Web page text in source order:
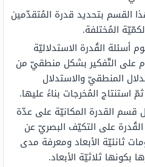
القسم بتحديد قدرة المُتقدّمين
المُختلفة.
أسئلة القُدرة الاستدلاليّة
على التّفكير بشكل منطقيّ من
المنطقيّ والاستدلال
استنتاج المُخرجات بناءً عليها.
قسم القدرة المكانيّة على عدّة
على التكيّف البصريّ عن
ثانئيّة الأبعاد ومعرفة مدى
ثلاثيّة الأبعاد.